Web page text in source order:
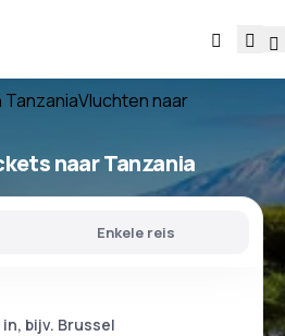
Vluchten naar
naar Tanzania
Enkele reis